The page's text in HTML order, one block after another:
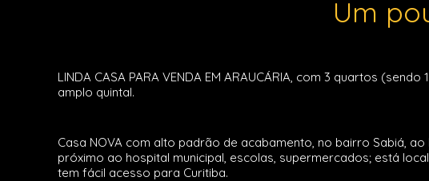
Um
LINDA CASA PARA VENDA EM ARAUCÁRIA, com 3 quartos
amplo quintal.
Casa NOVA com alto padrão de acabamento, no bairro Sabiá,
próximo ao hospital municipal, escolas, supermercados; está
tem fácil acesso para Curitiba.